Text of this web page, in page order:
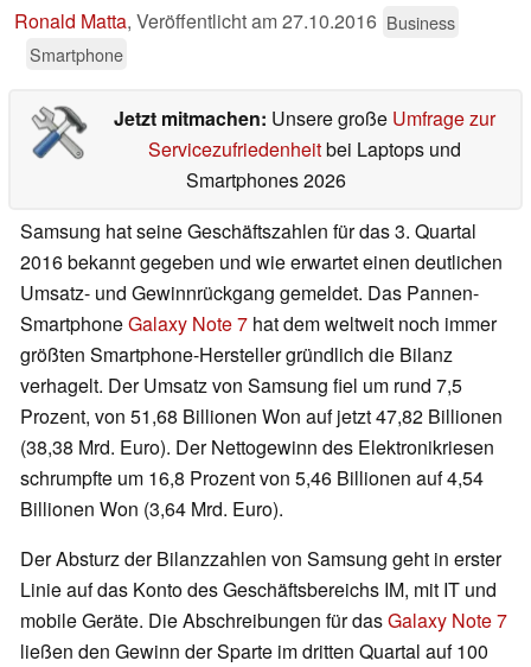
Ronald Matta, Veröffentlicht am27.10.2016 Business
Smartphone
Jetzt mitmachen: Unsere große Umfrage zur
Servicezufriedenheitbei Laptops und
Smartphones 2026
Samsung hat seine Geschäftszahlen für das 3. Quartal
2016 bekannt gegeben und wie erwartet einen deutlichen
Umsatz- und Gewinnrückgang gemeldet. Das Pannen-
SmartphoneGalaxy Note 7 hat dem weltweit noch immer
größten Smartphone-Hersteller gründlich die Bilanz
verhagelt. Der Umsatz von Samsung fiel um rund 7,5
Prozent, von 51,68 Billionen Won auf jetzt 47,82 Billionen
(38,38 Mrd. Euro). Der Nettogewinn des Elektronikriesen
schrumpfte um 16,8 Prozent von 5,46 Billionen auf 4,54
Billionen Won (3,64 Mrd. Euro).
Der Absturz der Bilanzzahlen von Samsung geht in erster
Linie auf das Konto des Geschäftsbereichs IM, mit IT und
mobile Geräte. Die Abschreibungen für dasGalaxy Note 7
ließen den Gewinn der Sparte im dritten Quartal auf 100